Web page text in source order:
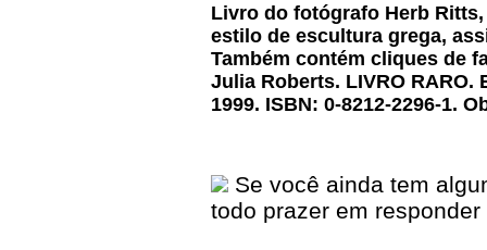
Livro do fotógrafo Herb
estilo de escultura grega,
Também contém cliques de
Julia Roberts. LIVRO RARO.
1999. ISBN: 0-8212-2296-1.
Se você ainda tem
todo prazer em responder